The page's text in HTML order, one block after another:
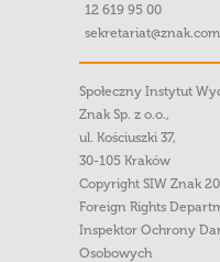
12 619 95 00
Społeczny Instytut
Znak Sp. z o.o.,
ul. Kościuszki 37,
30-105 Kraków
Copyright SIW Znak
Foreign Rights
Inspektor Ochrony
Osobowych